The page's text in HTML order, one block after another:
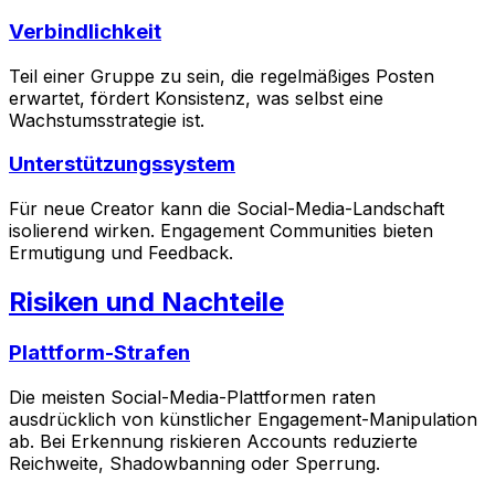
Verbindlichkeit
Teil einer Gruppe zu sein, die regelmäßiges Posten
erwartet, fördert Konsistenz, was selbst eine
Wachstumsstrategie ist.
Unterstützungssystem
Für neue Creator kann die Social-Media-Landschaft
isolierend wirken. Engagement Communities bieten
Ermutigung und Feedback.
Risiken und Nachteile
Plattform-Strafen
Die meisten Social-Media-Plattformen raten
ausdrücklich von künstlicher Engagement-Manipulation
ab. Bei Erkennung riskieren Accounts reduzierte
Reichweite, Shadowbanning oder Sperrung.